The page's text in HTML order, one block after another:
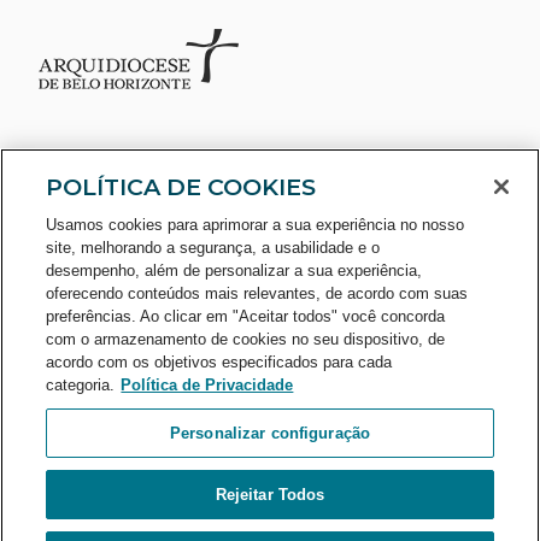
CONSULTE O CADASTRO NO
A Sociedade Mineira de Cultura é uma entidade beneficente da área
POLÍTICA DE COOKIES
Usamos cookies para aprimorar a sua experiência no nosso
site, melhorando a segurança, a usabilidade e o
desempenho, além de personalizar a sua experiência,
oferecendo conteúdos mais relevantes, de acordo com suas
preferências. Ao clicar em "Aceitar todos" você concorda
com o armazenamento de cookies no seu dispositivo, de
acordo com os objetivos especificados para cada
categoria. Política de Privacidade
Personalizar configuração
Rejeitar Todos